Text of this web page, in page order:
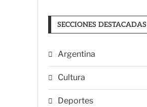
SECCIONES DESTACADAS
Argentina
Cultura
Deportes